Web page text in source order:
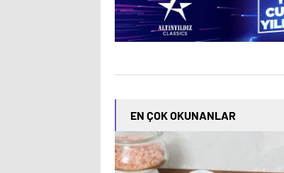
EN ÇOK OKUNANLAR